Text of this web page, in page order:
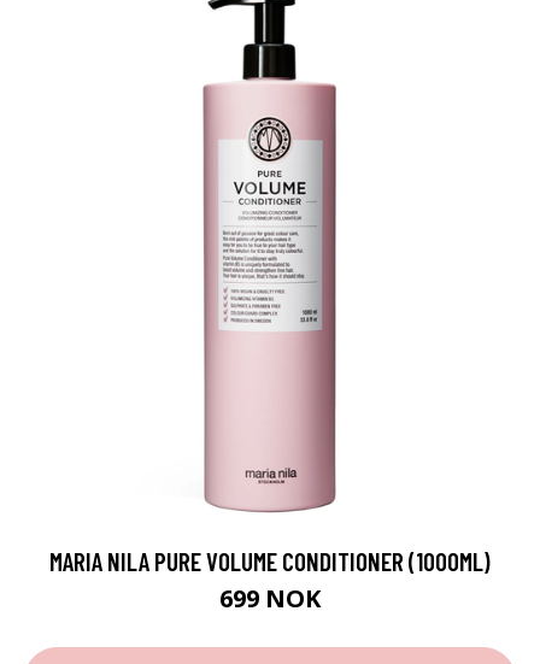
MARIA NILA PURE VOLUME CONDITIONER (1000ML)
699 NOK